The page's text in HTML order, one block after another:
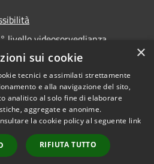
livello videosorveglianza
Copyright © 2026 • Comune di
Urzulei • Powered by
Municipium
Accesso
redazione
×
sui cookie
tecnici e assimilati strettamente
e alla navigazione del sito,
analitico al solo fine di elaborare
aggregate e anonime.
la cookie policy al seguente link
RIFIUTA TUTTO